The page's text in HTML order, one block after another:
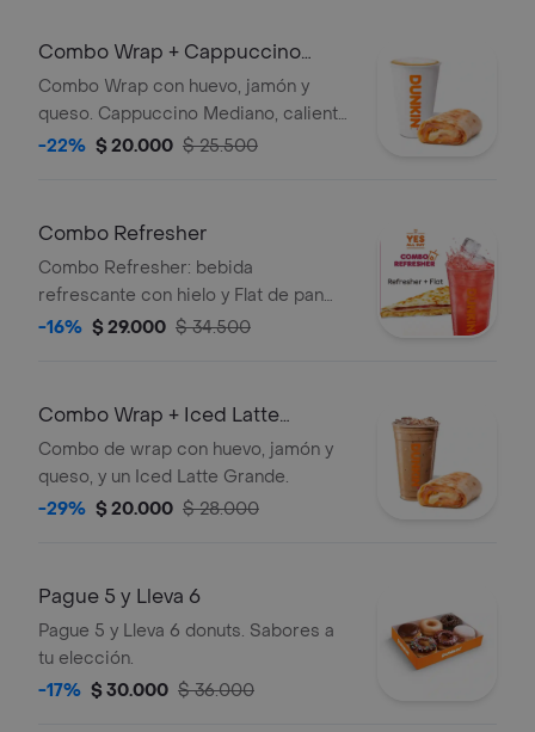
Combo Wrap + Cappuccino
Mediano
Combo Wrap con huevo, jamón y
queso. Cappuccino Mediano, caliente
o frío.
-22% $ 20.000 $ 25.500
Combo Refresher
Combo Refresher: bebida
refrescante con hielo y Flat de pan
tostado con queso y carnes frías.
-16% $ 29.000 $ 34.500
Combo Wrap + Iced Latte
Grande
Combo de wrap con huevo, jamón y
queso, y un Iced Latte Grande.
-29% $ 20.000 $ 28.000
Pague 5 y Lleva 6
Pague 5 y Lleva 6 donuts. Sabores a
tu elección.
-17% $ 30.000 $ 36.000